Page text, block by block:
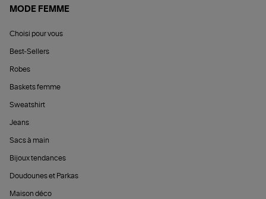
MODE FEMME
Choisi pour vous
Best-Sellers
Robes
Baskets femme
Sweatshirt
Jeans
Sacs à main
Bijoux tendances
Doudounes et Parkas
Maison déco